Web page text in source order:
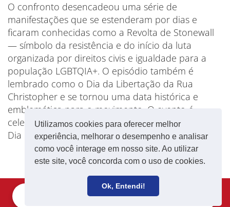
Utilizamos cookies para oferecer melhor
experiência, melhorar o desempenho e analisar
como você interage em nosso site. Ao utilizar
este site, você concorda com o uso de cookies.
Ok, Entendi!
O confronto desencadeou uma série de
manifestações que se estenderam por dias e
ficaram conhecidas como a Revolta de Stonewall
— símbolo da resistência e do início da luta
organizada por direitos civis e igualdade para a
população LGBTQIA+. O episódio também é
lembrado como o Dia da Libertação da Rua
Christopher e se tornou uma data histórica e
emblemática para o movimento. O evento é
celebrado anualmente em diversos países como o
Dia do Orgulho LGBTQIAPN+.
Receba notícias